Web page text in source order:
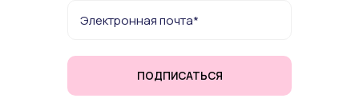
ПОДПИСАТЬСЯ